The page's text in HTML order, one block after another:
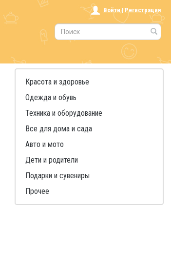
Войти|Регистрация
Красота и здоровье
Одежда и обувь
Техника и оборудование
Все для дома и сада
Авто и мото
Дети и родители
Подарки и сувениры
Прочее